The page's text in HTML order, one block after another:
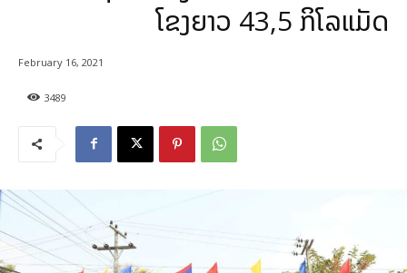
ໂຂງຍາວ 43,5 ກິໂລແມັດ
3489
February 16, 2021